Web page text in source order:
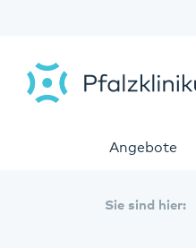
Angebote
Sie sind hier: